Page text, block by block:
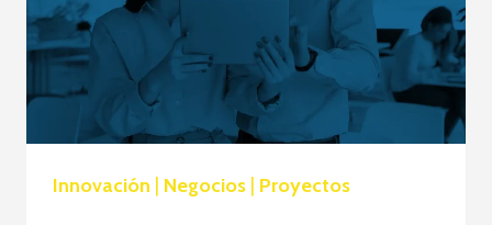
Innovación | Negocios | Proyectos